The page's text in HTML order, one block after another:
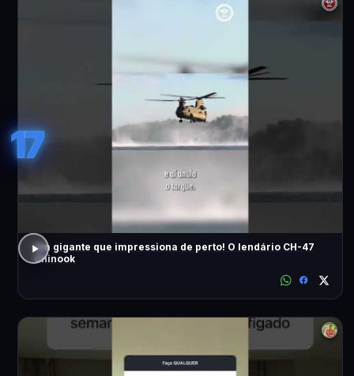
17
Um gigante que impressiona de perto! O lendário CH-47
Chinook